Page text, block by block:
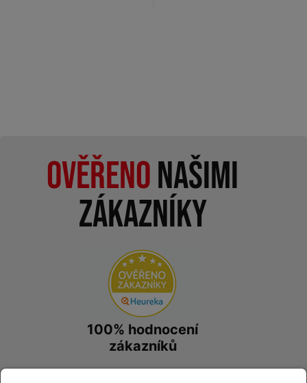
Ověřenonašimi
zákazníky
100% hodnocení
zákazníků
prohlédnout hodnocení